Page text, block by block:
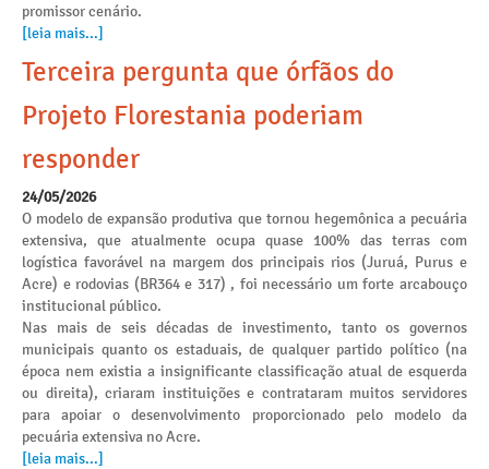
promissor cenário.
[leia mais...]
Terceira pergunta que órfãos do
Projeto Florestania poderiam
responder
24/05/2026
O modelo de expansão produtiva que tornou hegemônica a pecuária
extensiva, que atualmente ocupa quase 100% das terras com
logística favorável na margem dos principais rios (Juruá, Purus e
Acre) e rodovias (BR364 e 317) , foi necessário um forte arcabouço
institucional público.
Nas mais de seis décadas de investimento, tanto os governos
municipais quanto os estaduais, de qualquer partido político (na
época nem existia a insignificante classificação atual de esquerda
ou direita), criaram instituições e contrataram muitos servidores
para apoiar o desenvolvimento proporcionado pelo modelo da
pecuária extensiva no Acre.
[leia mais...]